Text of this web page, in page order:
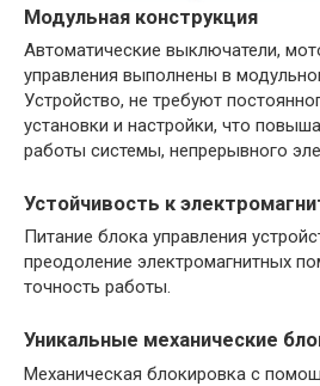
Модульная конструкция
Автоматические выключатели,
управления выполнены в
Устройство, не требуют
установки и настройки, что
работы системы, непрерывного
Устойчивость к
Питание блока управления
преодоление электромагнитных
точность работы.
Уникальные механические
Механическая блокировка с